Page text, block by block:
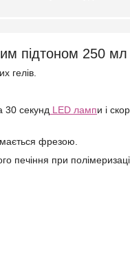
підтоном 250 мл
гелів.
30 секунд LED лампи і
фрезою.
печіння при